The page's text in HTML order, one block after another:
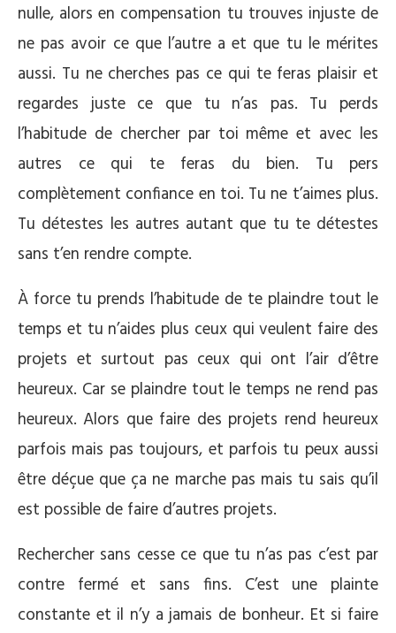
nulle, alors en compensation tu trouves injuste de
ne pas avoir ce que l’autre a et que tu le mérites
aussi. Tu ne cherches pas ce qui te feras plaisir et
regardes juste ce que tu n’as pas. Tu perds
l’habitude de chercher par toi même et avec les
autres ce qui te feras du bien. Tu pers
complètement confiance en toi. Tu ne t’aimes plus.
Tu détestes les autres autant que tu te détestes
sans t’en rendre compte.
À force tu prends l’habitude de te plaindre tout le
temps et tu n’aides plus ceux qui veulent faire des
projets et surtout pas ceux qui ont l’air d’être
heureux. Car se plaindre tout le temps ne rend pas
heureux. Alors que faire des projets rend heureux
parfois mais pas toujours, et parfois tu peux aussi
être déçue que ça ne marche pas mais tu sais qu’il
est possible de faire d’autres projets.
Rechercher sans cesse ce que tu n’as pas c’est par
contre fermé et sans fins. C’est une plainte
constante et il n’y a jamais de bonheur. Et si faire